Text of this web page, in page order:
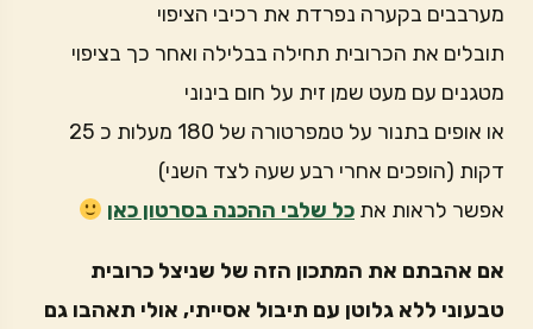
מערבבים בקערה נפרדת את רכיבי הציפוי
תובלים את הכרובית תחילה בבלילה ואחר כך בציפוי
מטגנים עם מעט שמן זית על חום בינוני
או אופים בתנור על טמפרטורה של 180 מעלות כ 25
דקות (הופכים אחרי רבע שעה לצד השני)
אפשר לראות את כל שלבי ההכנה בסרטון כאן
אם אהבתם את המתכון הזה של שניצל כרובית
טבעוני ללא גלוטן עם תיבול אסייתי, אולי תאהבו גם